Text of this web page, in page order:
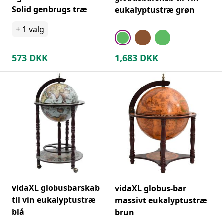
Solid genbrugs træ
+ 1 valg
573 DKK
eukalyptustræ grøn
1,683 DKK
vidaXL globusbarskab
til vin eukalyptustræ
blå
vidaXL globus-bar
massivt eukalyptustræ
brun